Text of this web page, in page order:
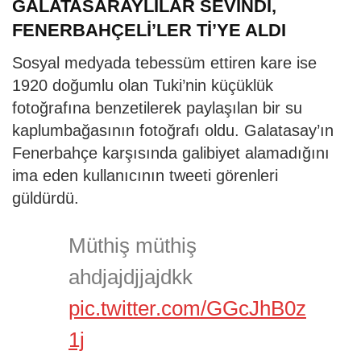
GALATASARAYLILAR SEVİNDİ,
FENERBAHÇELİ’LER Tİ’YE ALDI
Sosyal medyada tebessüm ettiren kare ise
1920 doğumlu olan Tuki’nin küçüklük
fotoğrafına benzetilerek paylaşılan bir su
kaplumbağasının fotoğrafı oldu. Galatasay’ın
Fenerbahçe karşısında galibiyet alamadığını
ima eden kullanıcının tweeti görenleri
güldürdü.
Müthiş müthiş
ahdjajdjjajdkk
pic.twitter.com/GGcJhB0z
1j